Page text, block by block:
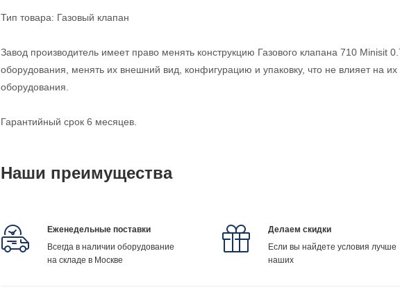
Тип товара: Газовый клапан
Завод производитель имеет право менять конструкцию Газового клапана 710 Minisit
оборудования, менять их внешний вид, конфигурацию и упаковку, что не влияет на
оборудования.
Гарантийный срок 6 месяцев.
Наши преимущества
Еженедельные поставки
Всегда в наличии оборудование
на складе в Москве
Делаем скидки
Если вы найдете условия лучше
наших